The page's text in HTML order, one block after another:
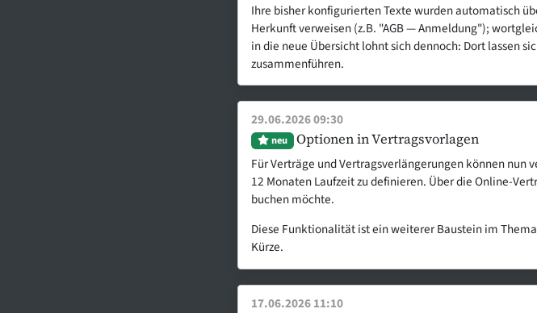
Ihre bisher konfigurierten Texte wurden automatisch
Herkunft verweisen (z.B. "AGB — Anmeldung");
in die neue Übersicht lohnt sich dennoch: Dort lassen
zusammenführen.
29.06.2026 09:30
neu Optionen in Vertragsvorlagen
Für Verträge und Vertragsverlängerungen können
12 Monaten Laufzeit zu definieren. Über die Online-
buchen möchte.
Diese Funktionalität ist ein weiterer Baustein im
Kürze.
17.06.2026 11:10